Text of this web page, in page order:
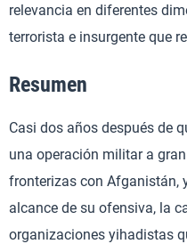
relevancia en diferentes
terrorista e insurgente que
Resumen
Casi dos años después de
una operación militar a
fronterizas con Afganistán,
alcance de su ofensiva, la
organizaciones yihadistas